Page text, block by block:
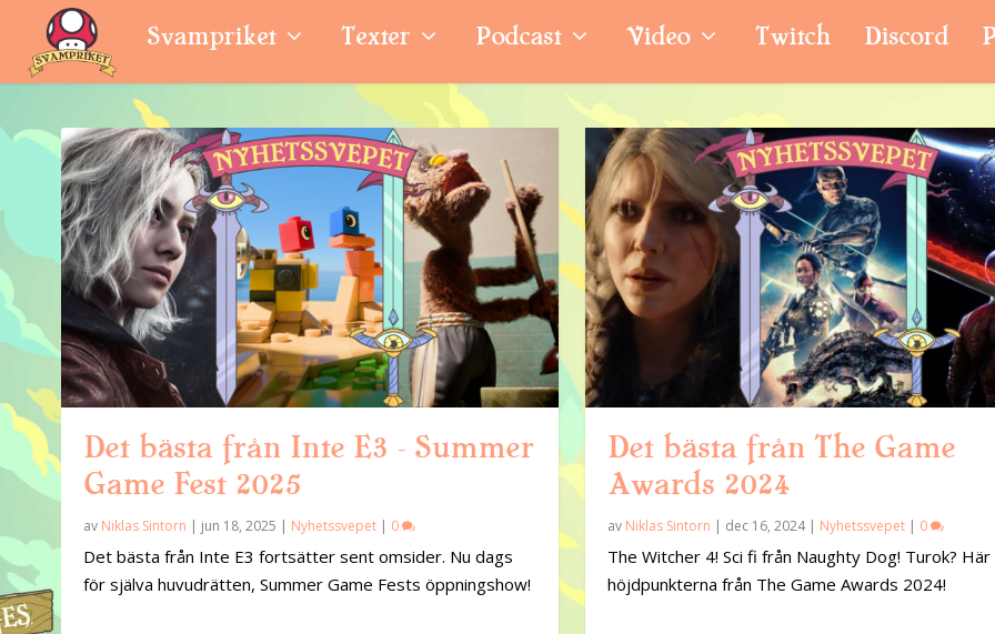
Svampriket Texter Podcast Video Twitch Discord
Det bästa från Inte E3 – Summer
Game Fest 2025
av Niklas Sintorn | jun 18, 2025 | Nyhetssvepet | 0
Det bästa från Inte E3 fortsätter sent omsider. Nu dags
för själva huvudrätten, Summer Game Fests öppningshow!
Det bästa från The Game
Awards 2024
av Niklas Sintorn | dec 16, 2024| Nyhetssvepet| 0
The Witcher 4! Sci fi från Naughty Dog! Turok? Här
höjdpunkterna från The Game Awards 2024!